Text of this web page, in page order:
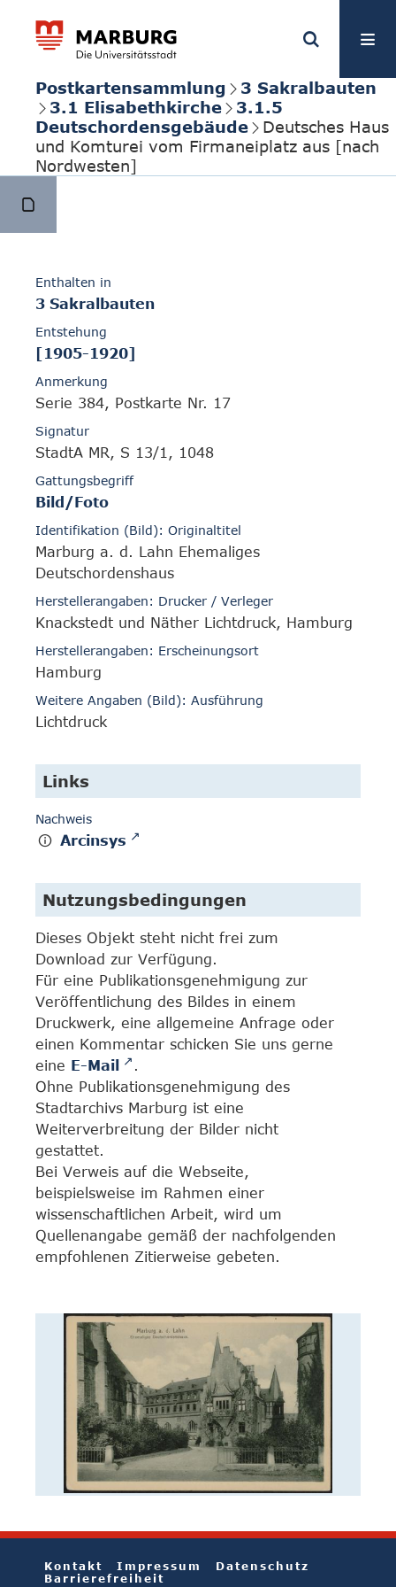
Postkartensammlung
3 Sakralbauten
3.1 Elisabethkirche
3.1.5
Deutschordensgebäude
Deutsches Haus
und Komturei vom Firmaneiplatz aus [nach
Nordwesten]
Enthalten in
3 Sakralbauten
Entstehung
[1905-1920]
Anmerkung
Serie 384, Postkarte Nr. 17
Signatur
StadtA MR, S 13/1, 1048
Gattungsbegriff
Bild/Foto
Identifikation (Bild): Originaltitel
Marburg a. d. Lahn Ehemaliges
Deutschordenshaus
Herstellerangaben: Drucker / Verleger
Knackstedt und Näther Lichtdruck, Hamburg
Herstellerangaben: Erscheinungsort
Hamburg
Weitere Angaben (Bild): Ausführung
Lichtdruck
Links
Nachweis
Arcinsys
Nutzungsbedingungen
Dieses Objekt steht nicht frei zum
Download zur Verfügung.
Für eine Publikationsgenehmigung zur
Veröffentlichung des Bildes in einem
Druckwerk, eine allgemeine Anfrage oder
einen Kommentar schicken Sie uns gerne
eine E-Mail
.
Ohne Publikationsgenehmigung des
Stadtarchivs Marburg ist eine
Weiterverbreitung der Bilder nicht
gestattet.
Bei Verweis auf die Webseite,
beispielsweise im Rahmen einer
wissenschaftlichen Arbeit, wird um
Quellenangabe gemäß der nachfolgenden
empfohlenen Zitierweise gebeten.
Kontakt Impressum
Datenschutz
Barrierefreiheit